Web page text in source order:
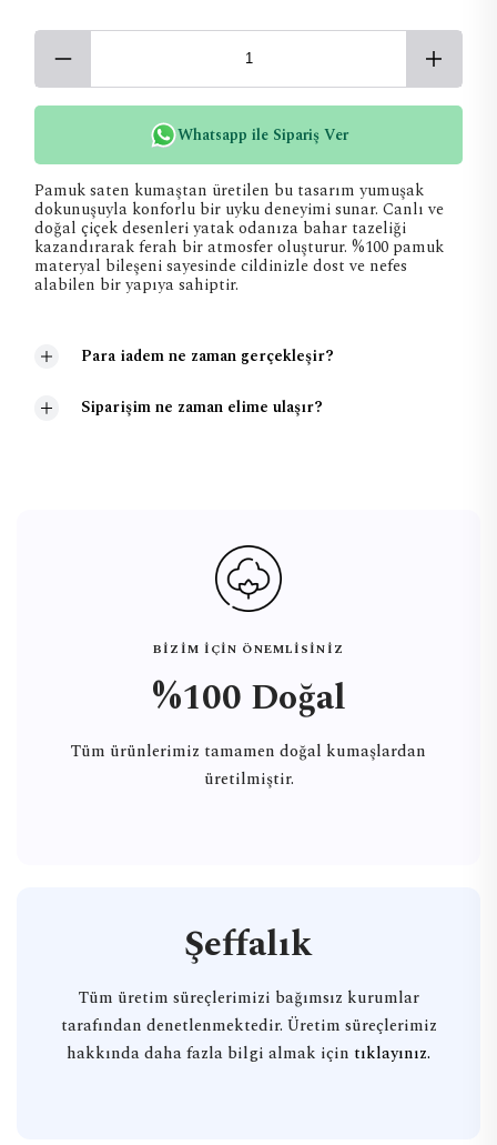
Whatsapp ile Sipariş Ver
Pamuk saten kumaştan üretilen bu tasarım yumuşak
dokunuşuyla konforlu bir uyku deneyimi sunar. Canlı ve
doğal çiçek desenleri yatak odanıza bahar tazeliği
kazandırarak ferah bir atmosfer oluşturur. %100 pamuk
materyal bileşeni sayesinde cildinizle dost ve nefes
alabilen bir yapıya sahiptir.
Para iadem ne zaman gerçekleşir?
Siparişim ne zaman elime ulaşır?
BİZİM İÇİN ÖNEMLİSİNİZ
%100 Doğal
Tüm ürünlerimiz tamamen doğal kumaşlardan
üretilmiştir.
Şeffalık
Tüm üretim süreçlerimizi bağımsız kurumlar
tarafından denetlenmektedir. Üretim süreçlerimiz
hakkında daha fazla bilgi almak için tıklayınız.